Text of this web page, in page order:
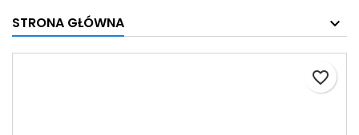
STRONA GŁÓWNA
favorite_border